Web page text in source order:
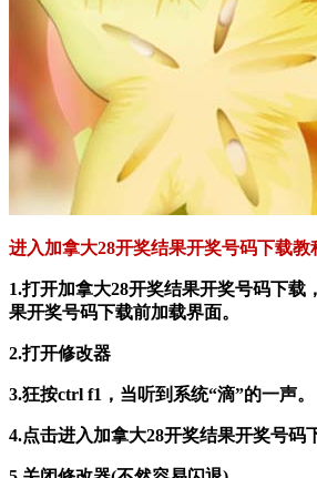
进入加拿大28开奖结果开奖号码下载教
1.打开加拿大28开奖结果开奖号码下载
果开奖号码下载前加载界面。
2.打开修改器
3.狂按ctrl f1，当听到系统“滴”的一声。
4.点击进入加拿大28开奖结果开奖号码